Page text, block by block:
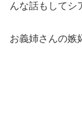
んな話もしてシ
お義姉さんの嫉